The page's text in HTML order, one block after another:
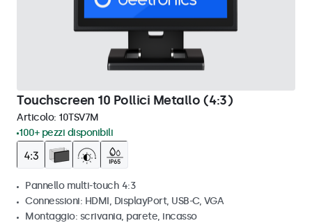
Touchscreen 10 Pollici Metallo (4:3)
Articolo: 10TSV7M
100+ pezzi disponibili
Pannello multi-touch 4:3
Connessioni: HDMI, DisplayPort, USB-C, VGA
Montaggio: scrivania, parete, incasso